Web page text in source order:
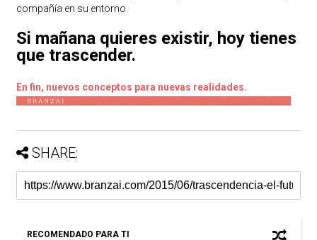
compañía en su entorno.
Si mañana quieres existir, hoy tienes
que trascender.
En fin, nuevos conceptos para nuevas realidades.
SHARE:
RECOMENDADO PARA TI